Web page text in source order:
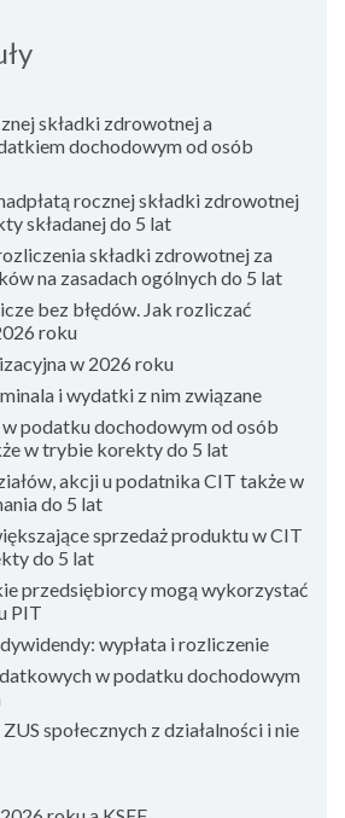
składki zdrowotnej a
dochodowym od osób
rocznej składki zdrowotnej
składanej do 5 lat
składki zdrowotnej za
na zasadach ogólnych do 5 lat
bez błędów. Jak rozliczać
roku
w 2026 roku
i wydatki z nim związane
podatku dochodowym od osób
w trybie korekty do 5 lat
akcji u podatnika CIT także w
do 5 lat
sprzedaż produktu w CIT
do 5 lat
przedsiębiorcy mogą wykorzystać
PIT
wypłata i rozliczenie
w podatku dochodowym
społecznych z działalności i nie